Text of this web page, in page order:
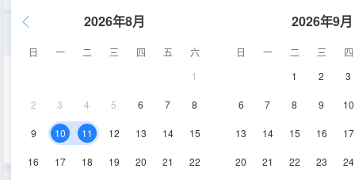
2026年8月
日 一 二 三 四 五
六
1
2 3 4 5 6 7 8
9 10 11 12 13 14 15
16 17 18 19 20 21 22
2026年9月
日 一 二 三
四
1
2 3
6 7 8 9 10
13 14 15 16 17
20 21 22 23 24
30-36㎡ 空調